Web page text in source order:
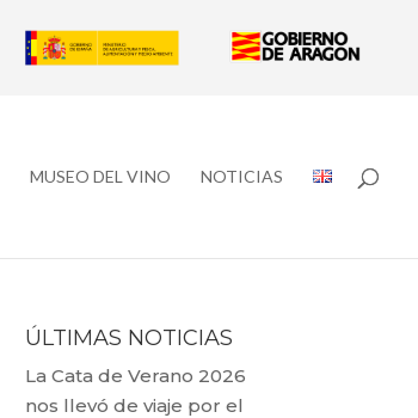
MUSEO DEL VINO NOTICIAS
ÚLTIMAS NOTICIAS
La Cata de Verano 2026
nos llevó de viaje por el